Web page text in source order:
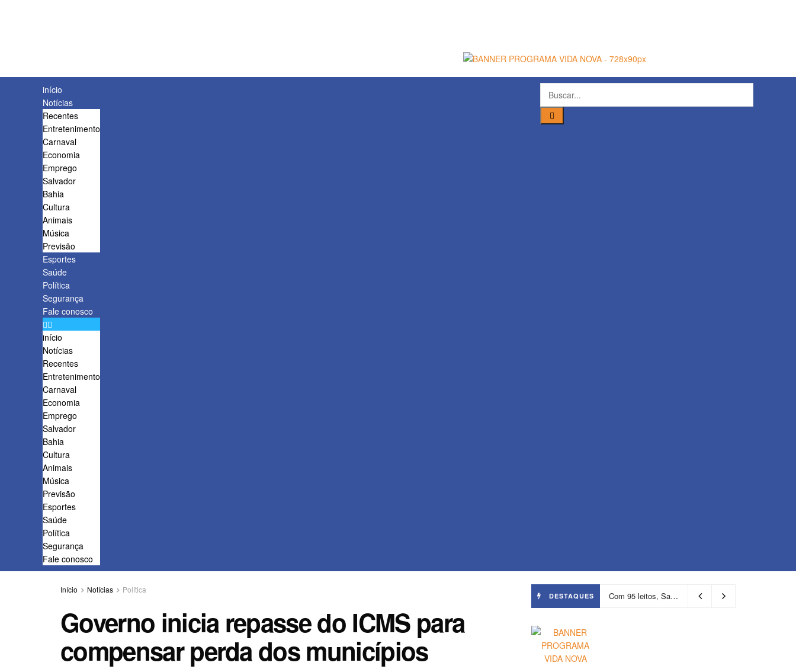
início
Notícias
Recentes
Entretenimento
Carnaval
Economia
Emprego
Salvador
Bahia
Cultura
Animais
Música
Previsão
Esportes
Saúde
Política
Segurança
Fale conosco
início
Notícias
Recentes
Entretenimento
Carnaval
Economia
Emprego
Salvador
Bahia
Cultura
Animais
Música
Previsão
Esportes
Saúde
Política
Segurança
Fale conosco
Início Notícias Política
Governo inicia repasse do ICMS para
compensar perda dos municípios
DESTAQUES Com 95 leitos, Salvador ganha hospital focado em transição de cuidados